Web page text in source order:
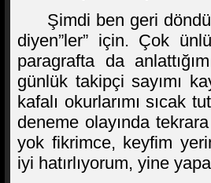
Şimdi ben geri
diyen”ler” için. Çok
paragrafta da
günlük takipçi sayımı
kafalı okurlarımı sıcak
deneme olayında
yok fikrimce, keyfim
iyi hatırlıyorum, yine